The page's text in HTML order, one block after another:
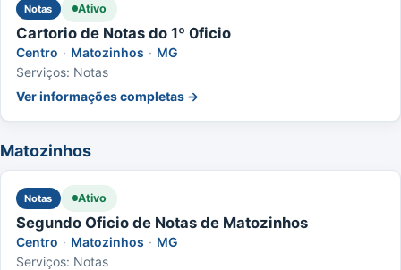
Notas Ativo
Cartorio de Notas do 1º 0ficio
Centro · Matozinhos · MG
Serviços: Notas
Ver informações completas →
Matozinhos
Notas Ativo
Segundo Oficio de Notas de Matozinhos
Centro · Matozinhos · MG
Serviços: Notas